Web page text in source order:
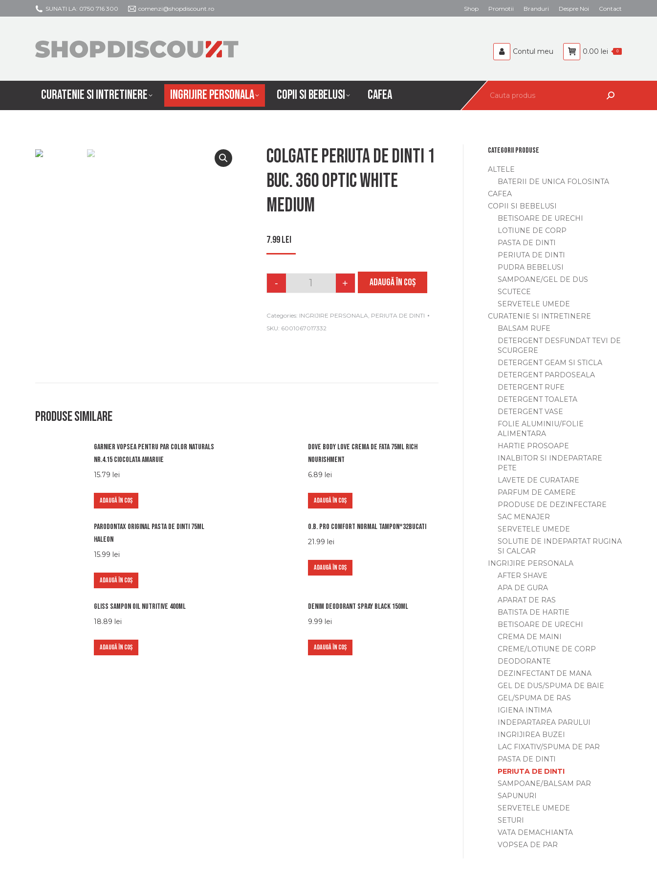
SUNATI LA: 0750 716 300 comenzi@shopdiscount.ro Shop Promotii Branduri Despre Noi Contact
Contul meu 0.00 lei 0
CURATENIE SI INTRETINERE INGRIJIRE PERSONALA COPII SI BEBELUSI CAFEA
Colgate periuta de dinti 1
buc. 360 optic white
medium
7.99lei
Quantity
- + ADAUGĂ ÎN COȘ
Categories: INGRIJIRE PERSONALA, PERIUTA DE DINTI
SKU: 6001067017332
Produse similare
Garnier vopsea pentru par color naturals
nr.4.15 ciocolata amaruie
15.79 lei
ADAUGĂ ÎN COȘ
Dove body love crema de fata 75ml rich
nourishment
6.89 lei
ADAUGĂ ÎN COȘ
Parodontax original pasta de dinti 75ml
haleon
15.99 lei
ADAUGĂ ÎN COȘ
O.b. pro comfort normal tampon*32bucati
21.99 lei
ADAUGĂ ÎN COȘ
Gliss Sampon Oil Nutritive 400ml
18.89 lei
ADAUGĂ ÎN COȘ
Denim Deodorant Spray Black 150ml
9.99 lei
ADAUGĂ ÎN COȘ
Categorii produse
ALTELE
BATERII DE UNICA FOLOSINTA
CAFEA
COPII SI BEBELUSI
BETISOARE DE URECHI
LOTIUNE DE CORP
PASTA DE DINTI
PERIUTA DE DINTI
PUDRA BEBELUSI
SAMPOANE/GEL DE DUS
SCUTECE
SERVETELE UMEDE
CURATENIE SI INTRETINERE
BALSAM RUFE
DETERGENT DESFUNDAT TEVI DE
SCURGERE
DETERGENT GEAM SI STICLA
DETERGENT PARDOSEALA
DETERGENT RUFE
DETERGENT TOALETA
DETERGENT VASE
FOLIE ALUMINIU/FOLIE
ALIMENTARA
HARTIE PROSOAPE
INALBITOR SI INDEPARTARE
PETE
LAVETE DE CURATARE
PARFUM DE CAMERE
PRODUSE DE DEZINFECTARE
SAC MENAJER
SERVETELE UMEDE
SOLUTIE DE INDEPARTAT RUGINA
SI CALCAR
INGRIJIRE PERSONALA
AFTER SHAVE
APA DE GURA
APARAT DE RAS
BATISTA DE HARTIE
BETISOARE DE URECHI
CREMA DE MAINI
CREME/LOTIUNE DE CORP
DEODORANTE
DEZINFECTANT DE MANA
GEL DE DUS/SPUMA DE BAIE
GEL/SPUMA DE RAS
IGIENA INTIMA
INDEPARTAREA PARULUI
INGRIJIREA BUZEI
LAC FIXATIV/SPUMA DE PAR
PASTA DE DINTI
PERIUTA DE DINTI
SAMPOANE/BALSAM PAR
SAPUNURI
SERVETELE UMEDE
SETURI
VATA DEMACHIANTA
VOPSEA DE PAR
CURATENIE SI INTRETINERE INGRIJIRE PERSONALA COPII SI BEBELUSI CAFEA
Search: